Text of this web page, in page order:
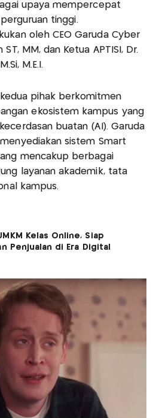
upaya mempercepat
tinggi.
oleh CEO Garuda Cyber
ST, MM, dan Ketua APTISI, Dr.
M.E.I.
kedua pihak berkomitmen
ekosistem kampus yang
buatan (AI). Garuda
sistem Smart
mencakup berbagai
layanan akademik, tata
kampus.
Kelas Online, Siap
Penjualan di Era Digital